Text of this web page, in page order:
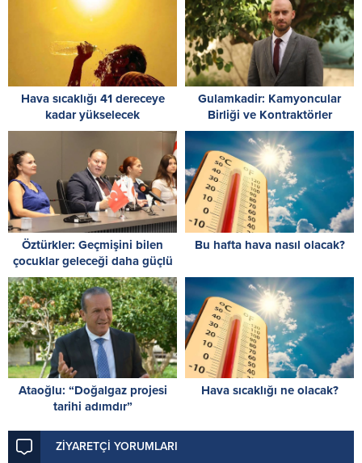
Hava sıcaklığı 41 dereceye
kadar yükselecek
Gulamkadir: Kamyoncular
Birliği ve Kontraktörler
Birlikleri’nin yürüttükleri
mücadelenin yanındayız
Öztürkler: Geçmişini bilen
çocuklar geleceği daha güçlü
inşa eder
Bu hafta hava nasıl olacak?
Ataoğlu: “Doğalgaz projesi
tarihi adımdır”
Hava sıcaklığı ne olacak?
ZİYARETÇİ YORUMLARI